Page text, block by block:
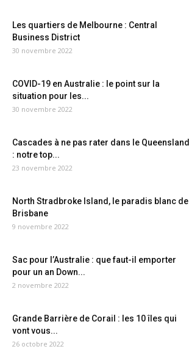
Les quartiers de Melbourne : Central
Business District
30 novembre 2022
COVID-19 en Australie : le point sur la
situation pour les...
30 novembre 2022
Cascades à ne pas rater dans le Queensland
: notre top...
23 novembre 2022
North Stradbroke Island, le paradis blanc de
Brisbane
9 novembre 2022
Sac pour l’Australie : que faut-il emporter
pour un an Down...
2 novembre 2022
Grande Barrière de Corail : les 10 îles qui
vont vous...
26 octobre 2022